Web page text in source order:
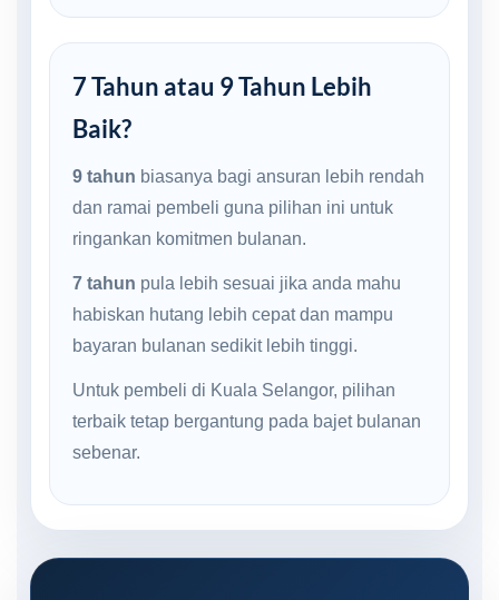
7 Tahun atau 9 Tahun Lebih
Baik?
9 tahun biasanya bagi ansuran lebih rendah
dan ramai pembeli guna pilihan ini untuk
ringankan komitmen bulanan.
7 tahun pula lebih sesuai jika anda mahu
habiskan hutang lebih cepat dan mampu
bayaran bulanan sedikit lebih tinggi.
Untuk pembeli di Kuala Selangor, pilihan
terbaik tetap bergantung pada bajet bulanan
sebenar.